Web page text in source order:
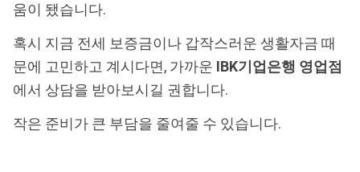
움이 됐습니다.
혹시 지금 전세 보증금이나 갑작스러운 생활자금 때
문에 고민하고 계시다면, 가까운 IBK기업은행 영업점
에서 상담을 받아보시길 권합니다.
작은 준비가 큰 부담을 줄여줄 수 있습니다.